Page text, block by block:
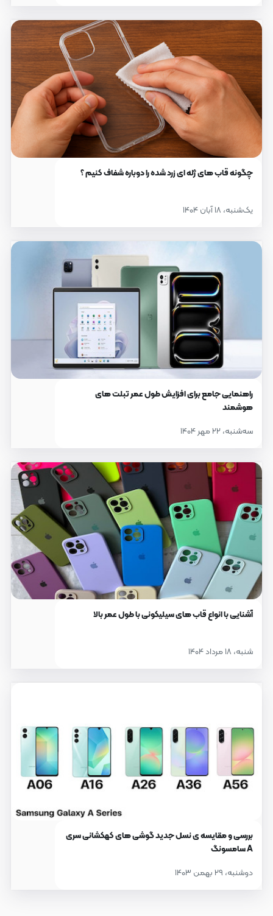
چگونه قاب های ژله ای زرد شده را دوباره شفاف کنیم ؟
یک‌شنبه، ۱۸ آبان ۱۴۰۴
راهنمایی جامع برای افزایش طول عمر تبلت های
هوشمند
سه‌شنبه، ۲۲ مهر ۱۴۰۴
آشنایی با انواع قاب های سیلیکونی با طول عمر بالا
شنبه، ۱۸ مرداد ۱۴۰۴
بررسی و مقایسه ی نسل جدید گوشی های کهکشانی سری
A سامسونگ
دوشنبه، ۲۹ بهمن ۱۴۰۳